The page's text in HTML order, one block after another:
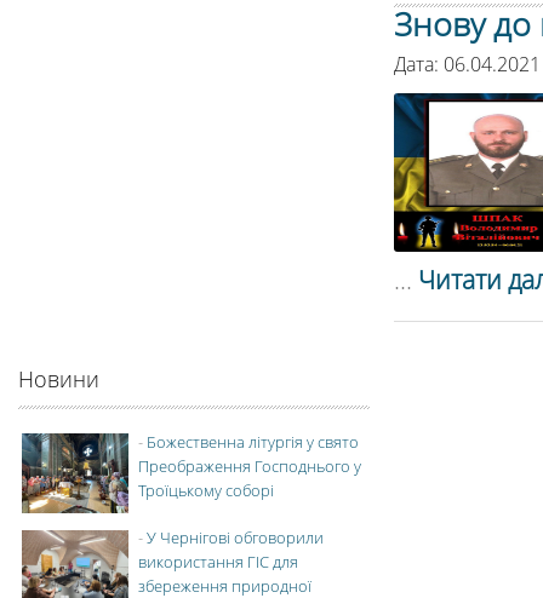
Знову до
Дата:
... Читати
Новини
- Божественна літургія у свято
Преображення Господнього у
Троїцькому соборі
-У Чернігові обговорили
використання ГІС для
збереження природної